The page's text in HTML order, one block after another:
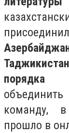
порядка
команду,
прошло в